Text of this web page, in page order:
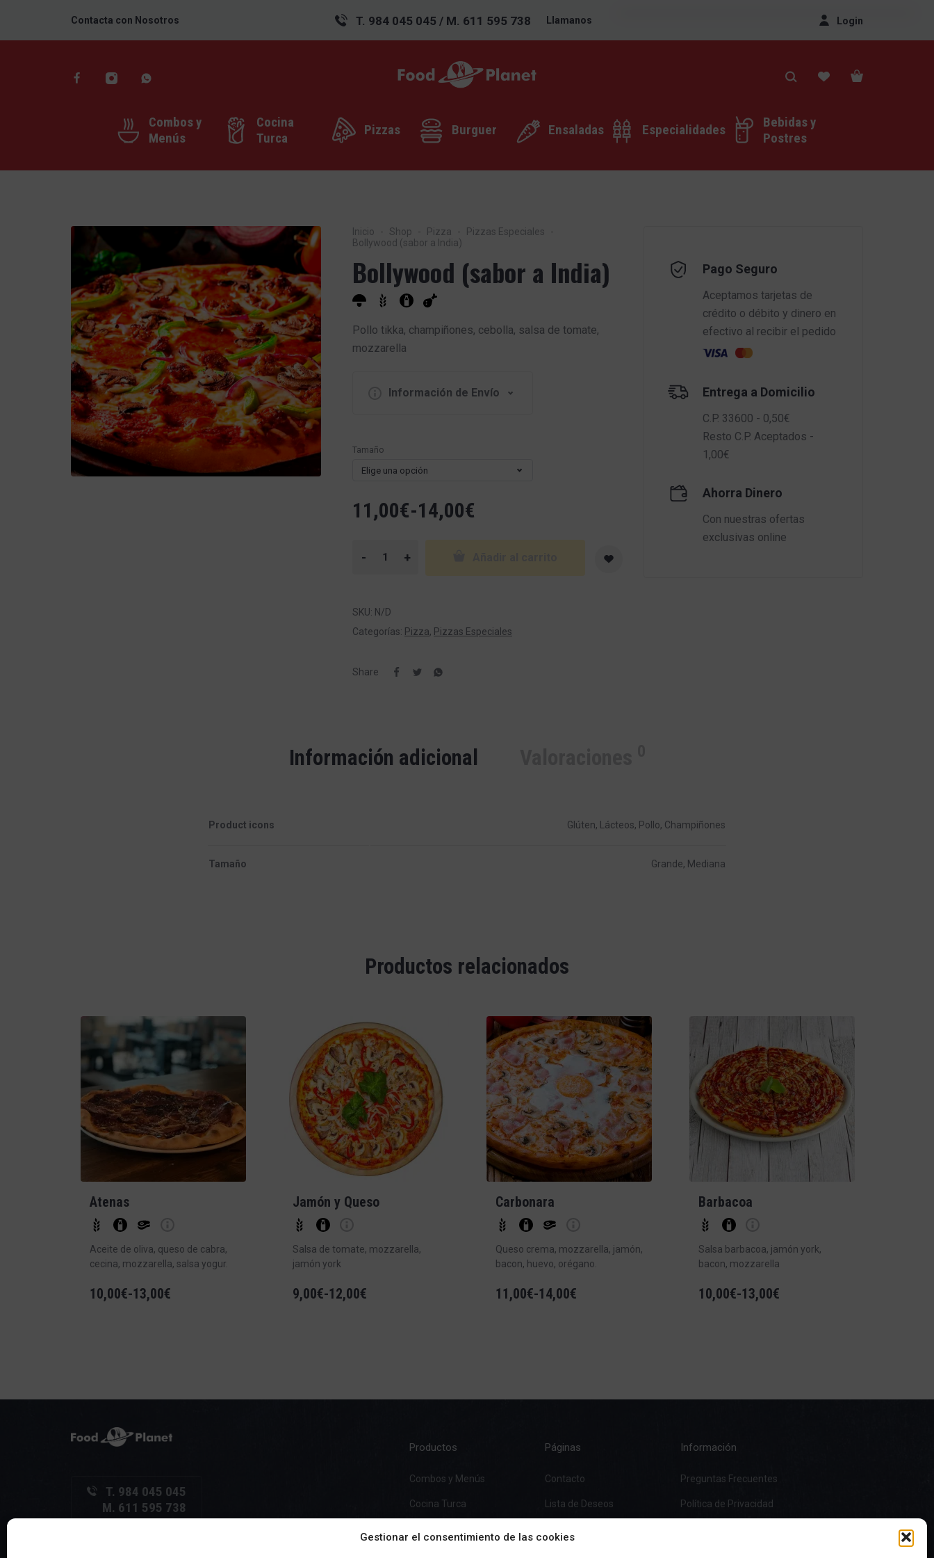
Gestionar el consentimiento de las cookies
Contacta con Nosotros T. 984 045 045 / M. 611 595 738 Llamanos Login
Combos y
Menús
Cocina
Turca
Pizzas Burguer Ensaladas Especialidades
Bebidas y
Postres
Inicio Shop Pizza
Pizzas Especiales
Bollywood (sabor a India)
Bollywood (sabor a India)
Pollo tikka, champiñones, cebolla, salsa de tomate,
mozzarella
Información de Envío
Tamaño
Elige una opción
11,00€-14,00€
- +
SKU: N/D
Categorías: Pizza, Pizzas Especiales
Share
Pago Seguro
Aceptamos tarjetas de
crédito o débito y dinero en
efectivo al recibir el pedido
Entrega a Domicilio
C.P. 33600 - 0,50€
Resto C.P. Aceptados -
1,00€
Ahorra Dinero
Con nuestras ofertas
exclusivas online
Información adicional
Product icons Glúten, Lácteos, Pollo, Champiñones
Tamaño Grande, Mediana
Productos relacionados
Atenas
Aceite de oliva, queso de cabra,
cecina, mozzarella, salsa yogur.
10,00€-13,00€
Jamón y Queso
Salsa de tomate, mozzarella,
jamón york
9,00€-12,00€
Carbonara
Queso crema, mozzarella, jamón,
bacon, huevo, orégano.
11,00€-14,00€
Barbacoa
Salsa barbacoa, jamón york,
bacon, mozzarella
10,00€-13,00€
T. 984 045 045
M. 611 595 738
Productos
Combos y Menús
Cocina Turca
Páginas
Contacto
Lista de Deseos
Información
Preguntas Frecuentes
Política de Privacidad